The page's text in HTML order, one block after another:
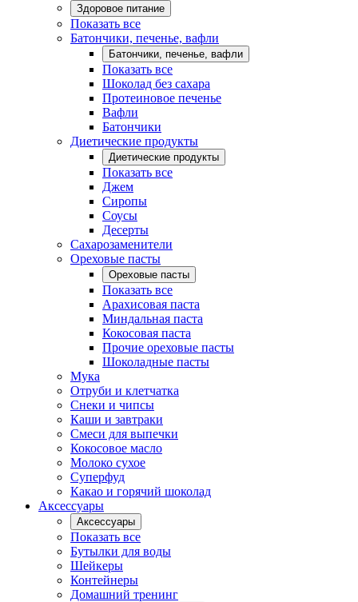
Здоровое питание
Показать все
Батончики, печенье, вафли
Батончики, печенье, вафли
Показать все
Шоколад без сахара
Протеиновое печенье
Вафли
Батончики
Диетические продукты
Диетические продукты
Показать все
Джем
Сиропы
Соусы
Десерты
Сахарозаменители
Ореховые пасты
Ореховые пасты
Показать все
Арахисовая паста
Миндальная паста
Кокосовая паста
Прочие ореховые пасты
Шоколадные пасты
Мука
Отруби и клетчатка
Снеки и чипсы
Каши и завтраки
Смеси для выпечки
Кокосовое масло
Молоко сухое
Суперфуд
Какао и горячий шоколад
Аксессуары
Аксессуары
Показать все
Бутылки для воды
Шейкеры
Контейнеры
Домашний тренинг